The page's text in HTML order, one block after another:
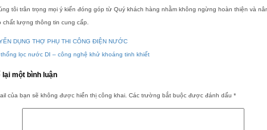
tôi trân trọng mọi ý kiến đóng góp từ Quý khách hàng nhằm không ngừng hoàn thiện và
chất lượng thông tin cung cấp.
DỤNG THỢ PHỤ THI CÔNG ĐIỆN NƯỚC
thống lọc nước DI – công nghệ khử khoáng tinh khiết
lại một bình luận
của bạn sẽ không được hiển thị công khai. Các trường bắt buộc được đánh dấu *